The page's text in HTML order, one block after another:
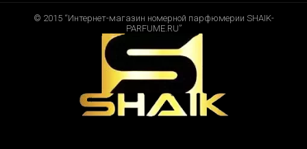
© 2015 “Интернет-магазин номерной парфюмерии SHAIK-
PARFUME.RU”